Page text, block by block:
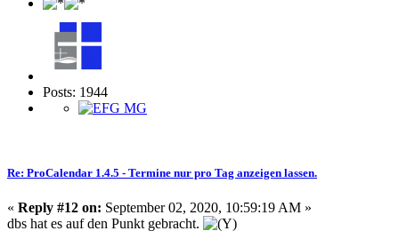
Posts: 1944
Re: ProCalendar 1.4.5 - Termine nur pro Tag anzeigen lassen.
« Reply #12 on: September 02, 2020, 10:59:19 AM »
dbs hat es auf den Punkt gebracht.